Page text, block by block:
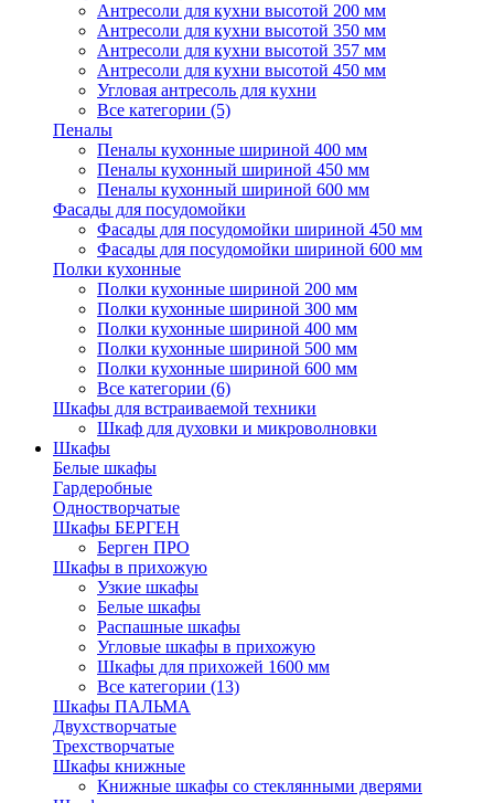
Антресоли для кухни высотой 200 мм
Антресоли для кухни высотой 350 мм
Антресоли для кухни высотой 357 мм
Антресоли для кухни высотой 450 мм
Угловая антресоль для кухни
Все категории (5)
Пеналы
Пеналы кухонные шириной 400 мм
Пеналы кухонный шириной 450 мм
Пеналы кухонный шириной 600 мм
Фасады для посудомойки
Фасады для посудомойки шириной 450 мм
Фасады для посудомойки шириной 600 мм
Полки кухонные
Полки кухонные шириной 200 мм
Полки кухонные шириной 300 мм
Полки кухонные шириной 400 мм
Полки кухонные шириной 500 мм
Полки кухонные шириной 600 мм
Все категории (6)
Шкафы для встраиваемой техники
Шкаф для духовки и микроволновки
Шкафы
Белые шкафы
Гардеробные
Одностворчатые
Шкафы БЕРГЕН
Берген ПРО
Шкафы в прихожую
Узкие шкафы
Белые шкафы
Распашные шкафы
Угловые шкафы в прихожую
Шкафы для прихожей 1600 мм
Все категории (13)
Шкафы ПАЛЬМА
Двухстворчатые
Трехстворчатые
Шкафы книжные
Книжные шкафы со стеклянными дверями